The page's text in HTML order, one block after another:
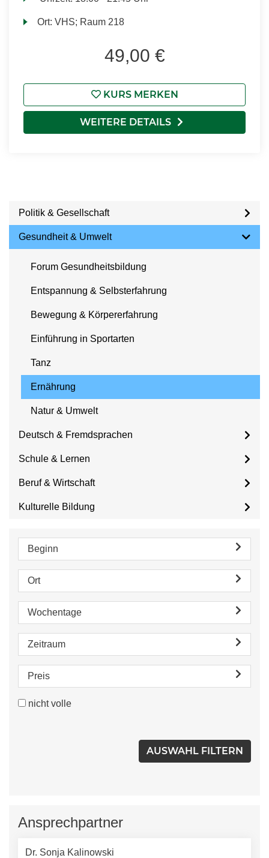
Ort:VHS; Raum 218
49,00 €
KURS MERKEN
WEITERE DETAILS
Politik & Gesellschaft
Gesundheit & Umwelt
Forum Gesundheitsbildung
Entspannung & Selbsterfahrung
Bewegung & Körpererfahrung
Einführung in Sportarten
Tanz
Ernährung
Natur & Umwelt
Deutsch & Fremdsprachen
Schule & Lernen
Beruf & Wirtschaft
Kulturelle Bildung
Beginn
Ort
Wochentage
Zeitraum
Preis
nicht volle
Ansprechpartner
Dr. Sonja Kalinowski